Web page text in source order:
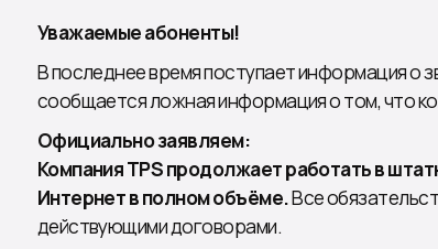
Уважаемые абоненты!
В последнее время поступает информация о
сообщается ложная информация о том, что
Официально заявляем:
Компания TPS продолжает работать в
Интернет в полном объёме.Все
действующими договорами.